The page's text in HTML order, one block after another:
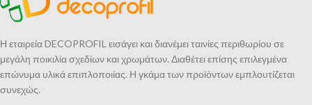
Η εταιρεία DECOPROFIL εισάγει και διανέμει ταινίες περιθωρίου σε
μεγάλη ποικιλία σχεδίων και χρωμάτων. Διαθέτει επίσης επιλεγμένα
επώνυμα υλικά επιπλοποιίας. Η γκάμα των προϊόντων εμπλουτίζεται
συνεχώς.